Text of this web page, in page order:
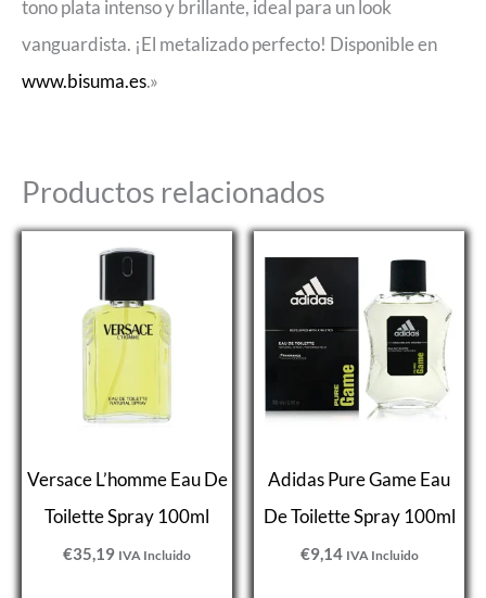
tono plata intenso y brillante, ideal para un look
vanguardista. ¡El metalizado perfecto! Disponible en
www.bisuma.es.»
Productos relacionados
Versace L’homme Eau De
Toilette Spray 100ml
€35,19 IVA Incluido
Adidas Pure Game Eau
De Toilette Spray 100ml
€9,14 IVA Incluido